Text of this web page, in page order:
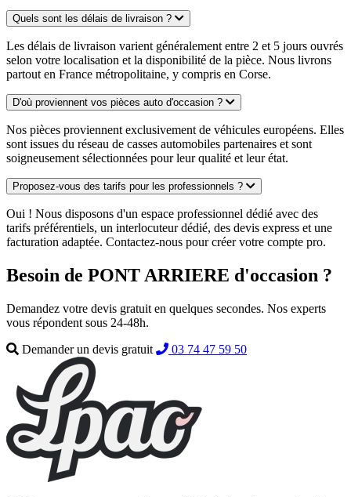
Quels sont les délais de livraison ?
Les délais de livraison varient généralement entre 2 et 5 jours ouvrés
selon votre localisation et la disponibilité de la pièce. Nous livrons
partout en France métropolitaine, y compris en Corse.
D'où proviennent vos pièces auto d'occasion ?
Nos pièces proviennent exclusivement de véhicules européens. Elles
sont issues du réseau de casses automobiles partenaires et sont
soigneusement sélectionnées pour leur qualité et leur état.
Proposez-vous des tarifs pour les professionnels ?
Oui ! Nous disposons d'un espace professionnel dédié avec des
tarifs préférentiels, un interlocuteur dédié, des devis express et une
facturation adaptée. Contactez-nous pour créer votre compte pro.
Besoin de PONT ARRIERE d'occasion ?
Demandez votre devis gratuit en quelques secondes. Nos experts
vous répondent sous 24-48h.
Demander un devis gratuit
03 74 47 59 50